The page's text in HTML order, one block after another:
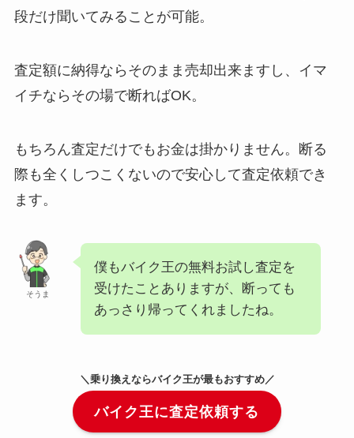
段だけ聞いてみることが可能。
査定額に納得ならそのまま売却出来ますし、イマ
イチならその場で断ればOK。
もちろん査定だけでもお金は掛かりません。断る
際も全くしつこくないので安心して査定依頼でき
ます。
そうま
僕もバイク王の無料お試し査定を
受けたことありますが、断っても
あっさり帰ってくれましたね。
＼乗り換えならバイク王が最もおすすめ／
バイク王に査定依頼する